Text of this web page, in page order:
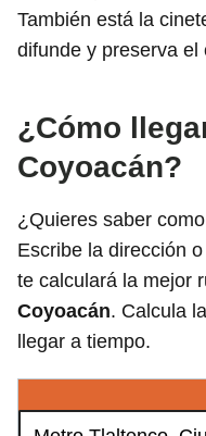
También está la
difunde y preserva el
¿Cómo
Coyoacán?
¿Quieres saber
Escribe la dirección
te calculará la mejor
Coyoacán. Calcula
llegar a tiempo.